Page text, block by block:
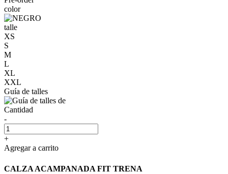
color
talle
XS
S
M
L
XL
XXL
Guía de talles
Cantidad
-
+
Agregar a carrito
CALZA ACAMPANADA FIT TRENA